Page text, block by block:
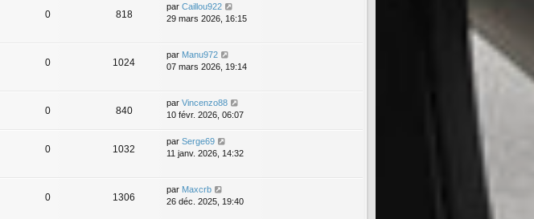
0 818
par Caillou922
29 mars 2026, 16:15
0 1024
par Manu972
07 mars 2026, 19:14
0 840
par Vincenzo88
10 févr. 2026, 06:07
0 1032
par Serge69
11 janv. 2026, 14:32
0 1306
par Maxcrb
26 déc. 2025, 19:40